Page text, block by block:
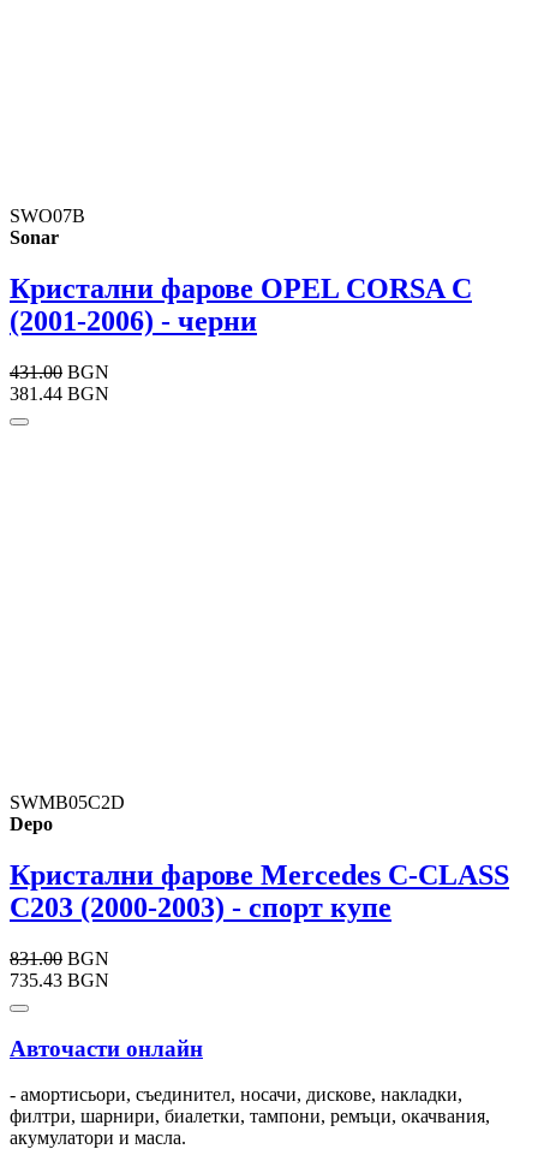
SWO07B
Sonar
Кристални фарове OPEL CORSA C
(2001-2006) - черни
431.00 BGN
381.44 BGN
SWMB05C2D
Depo
Кристални фарове Mercedes C-CLASS
C203 (2000-2003) - спорт купе
831.00 BGN
735.43 BGN
Авточасти онлайн
- амортисьори, съединител, носачи, дискове, накладки,
филтри, шарнири, биалетки, тампони, ремъци, окачвания,
акумулатори и масла.